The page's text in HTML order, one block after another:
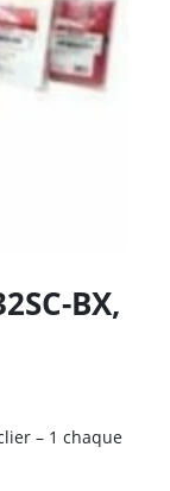
BX,
– 1 chaque